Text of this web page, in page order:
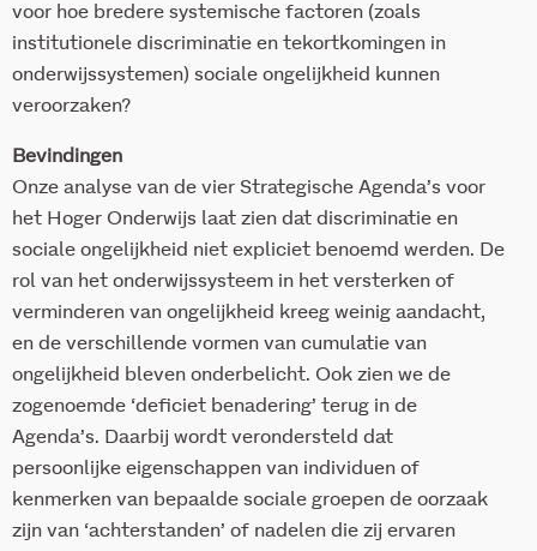
voor hoe bredere systemische factoren (zoals
institutionele discriminatie en tekortkomingen in
onderwijssystemen) sociale ongelijkheid kunnen
veroorzaken?
Bevindingen
Onze analyse van de vier Strategische Agenda’s voor
het Hoger Onderwijs laat zien dat discriminatie en
sociale ongelijkheid niet expliciet benoemd werden. De
rol van het onderwijssysteem in het versterken of
verminderen van ongelijkheid kreeg weinig aandacht,
en de verschillende vormen van cumulatie van
ongelijkheid bleven onderbelicht. Ook zien we de
zogenoemde ‘deficiet benadering’ terug in de
Agenda’s. Daarbij wordt verondersteld dat
persoonlijke eigenschappen van individuen of
kenmerken van bepaalde sociale groepen de oorzaak
zijn van ‘achterstanden’ of nadelen die zij ervaren